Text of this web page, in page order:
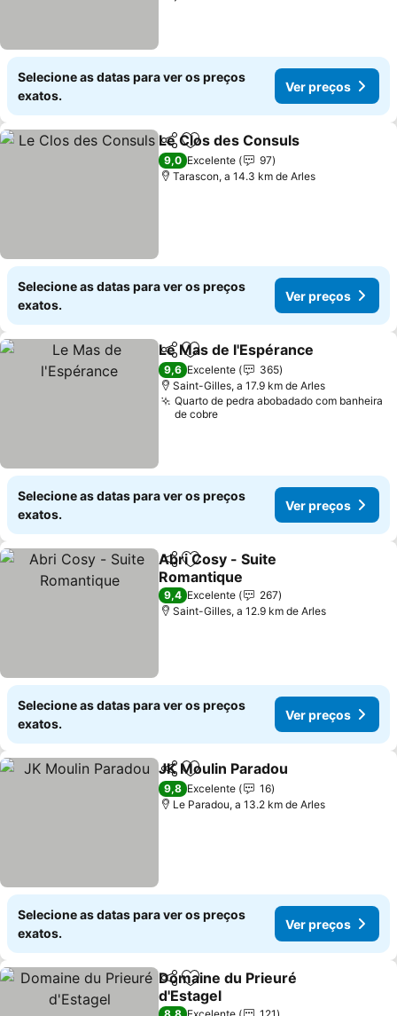
Selecione as datas para ver os preços
exatos.
Ver preços
PartilharAdicionar aos favoritos
Le Clos des Consuls
9,0 Excelente
97
Tarascon, a 14.3 km de Arles
Selecione as datas para ver os preços
exatos.
Ver preços
PartilharAdicionar aos favoritos
Le Mas de l'Espérance
9,6 Excelente
365
Saint-Gilles, a 17.9 km de Arles
Quarto de pedra abobadado com banheira
de cobre
Selecione as datas para ver os preços
exatos.
Ver preços
PartilharAdicionar aos favoritos
Abri Cosy - Suite
Romantique
Ver preços
9,4 Excelente
267
Saint-Gilles, a 12.9 km de Arles
Selecione as datas para ver os preços
exatos.
Ver preços
PartilharAdicionar aos favoritos
JK Moulin Paradou
9,8 Excelente
16
Le Paradou, a 13.2 km de Arles
Selecione as datas para ver os preços
exatos.
Ver preços
PartilharAdicionar aos favoritos
Domaine du Prieuré
d'Estagel